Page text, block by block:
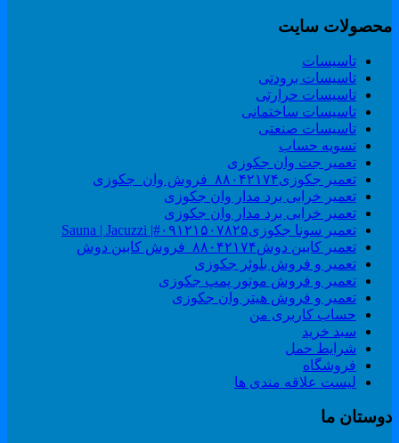
سایت
تاسیسات
تاسیسات برودتی
تاسیسات حرارتی
تاسیسات ساختمانی
تاسیسات صنعتی
تسویه حساب
تعمیر جت وان جکوزی
تعمیر جکوزی۸۸۰۴۲۱۷۴_فروش وان_جکوزی
تعمیر خرابی برد مدار وان جکوزی
تعمیر خرابی برد مدار وان جکوزی
تعمیر سونا جکوزی۰۹۱۲۱۵۰۷۸۲۵#| Sauna | Jacuzzi
تعمیر کابین دوش۸۸۰۴۲۱۷۴_فروش کابین دوش
تعمیر و فروش بلوئر جکوزی
تعمیر و فروش موتور پمپ جکوزی
تعمیر و فروش هیتر وان جکوزی
حساب کاربری من
سبد خرید
شرایط حمل
فروشگاه
لیست علاقه مندی ها
ما